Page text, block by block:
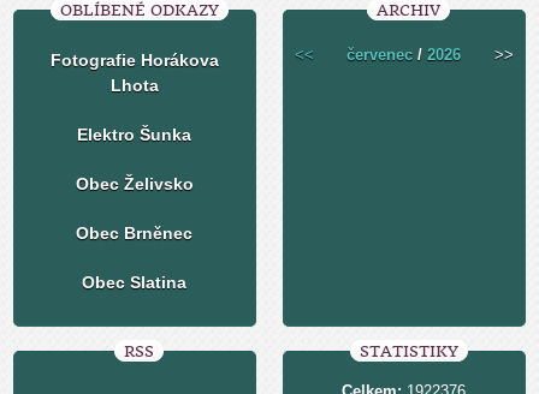
OBLÍBENÉ ODKAZY
Fotografie Horákova
Lhota
Elektro Šunka
Obec Želivsko
Obec Brněnec
Obec Slatina
ARCHIV
<< červenec /2026 >>
RSS STATISTIKY